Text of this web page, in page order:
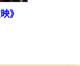
》